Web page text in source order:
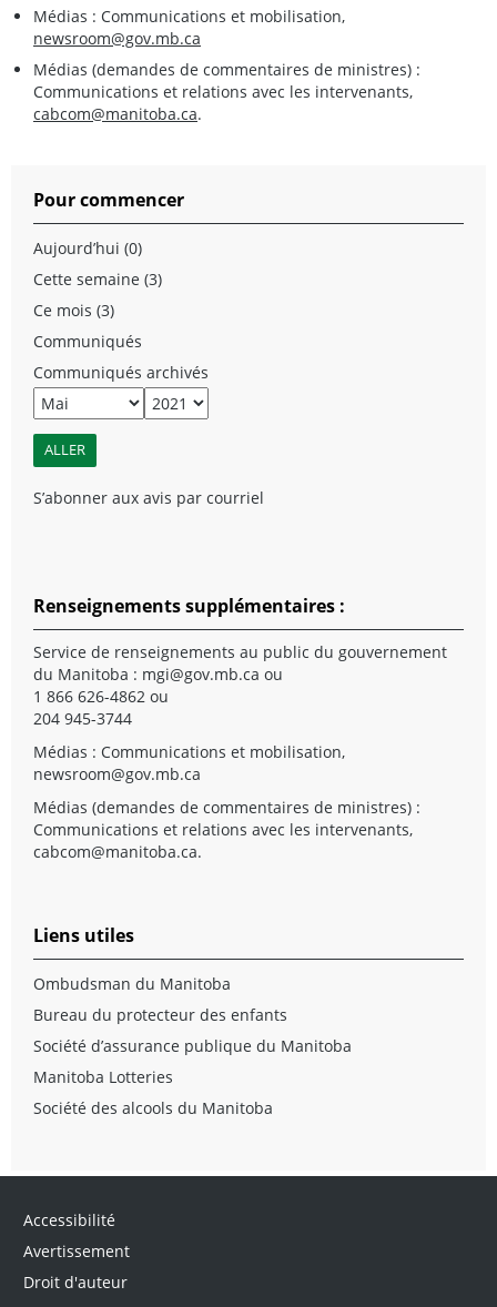
Médias : Communications et mobilisation,
newsroom@gov.mb.ca
Médias (demandes de commentaires de ministres) :
Communications et relations avec les intervenants,
cabcom@manitoba.ca.
Pour commencer
Aujourd’hui (0)
Cette semaine (3)
Ce mois (3)
Communiqués
Communiqués archivés
S’abonner aux avis par courriel
Renseignements supplémentaires :
Service de renseignements au public du gouvernement
du Manitoba : mgi@gov.mb.ca ou
1 866 626-4862 ou
204 945-3744
Médias : Communications et mobilisation,
newsroom@gov.mb.ca
Médias (demandes de commentaires de ministres) :
Communications et relations avec les intervenants,
cabcom@manitoba.ca.
Liens utiles
Ombudsman du Manitoba
Bureau du protecteur des enfants
Société d’assurance publique du Manitoba
Manitoba Lotteries
Société des alcools du Manitoba
Accessibilité
Avertissement
Droit d'auteur